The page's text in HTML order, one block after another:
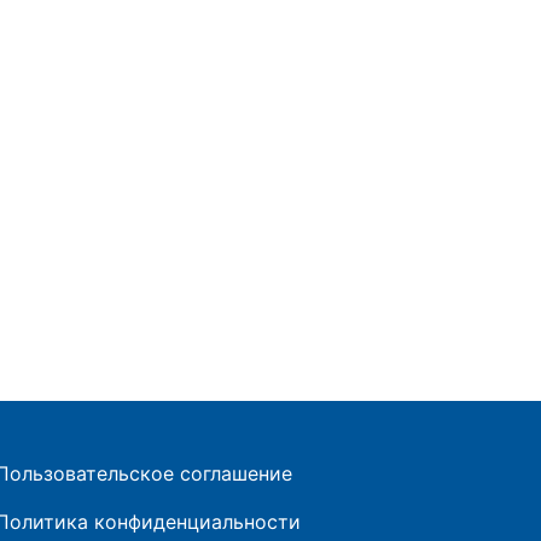
соглашение
конфиденциальности